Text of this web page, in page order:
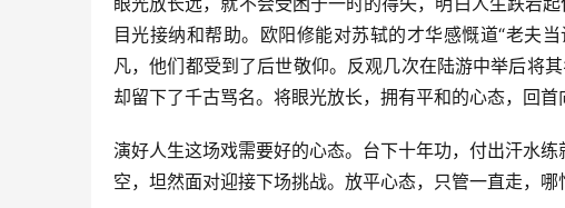
目光接纳和帮助。欧阳修能对苏轼的才华感慨道“老夫
凡，他们都受到了后世敬仰。反观几次在陆游中举后将
却留下了千古骂名。将眼光放长，拥有平和的心态，回首
演好人生这场戏需要好的心态。台下十年功，付出汗水
空，坦然面对迎接下场挑战。放平心态，只管一直走，哪